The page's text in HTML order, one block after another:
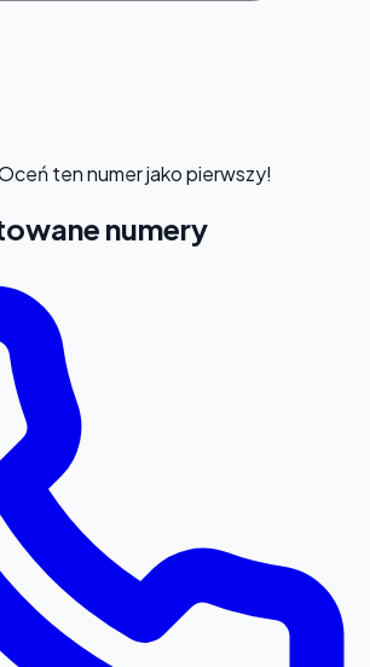
ten numer jako pierwszy!
numery